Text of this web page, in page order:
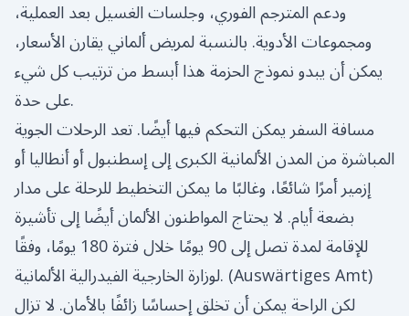
ودعم المترجم الفوري، وجلسات الغسيل بعد العملية،
ومجموعات الأدوية. بالنسبة لمريض ألماني يقارن الأسعار،
يمكن أن يبدو نموذج الحزمة هذا أبسط من ترتيب كل شيء
على حدة.
مسافة السفر يمكن التحكم فيها أيضًا. تعد الرحلات الجوية
المباشرة من المدن الألمانية الكبرى إلى إسطنبول أو أنطاليا أو
إزمير أمرًا شائعًا، وغالبًا ما يمكن التخطيط للرحلة على مدار
بضعة أيام. لا يحتاج المواطنون الألمان أيضًا إلى تأشيرة
للإقامة لمدة تصل إلى 90 يومًا خلال فترة 180 يومًا، وفقًا
لوزارة الخارجية الفيدرالية الألمانية. (Auswärtiges Amt)
لكن الراحة يمكن أن تخلق إحساسًا زائفًا بالأمان. لا تزال